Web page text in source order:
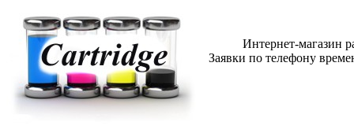
Интернет-магазин
Заявки по телефону